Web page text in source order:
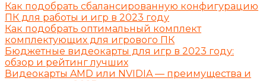
Как подобрать сбалансированную конфигурацию
ПК для работы и игр в 2023 году
Как подобрать оптимальный комплект
комплектующих для игрового ПК
Бюджетные видеокарты для игр в 2023 году:
обзор и рейтинг лучших
Видеокарты AMD или NVIDIA — преимущества и